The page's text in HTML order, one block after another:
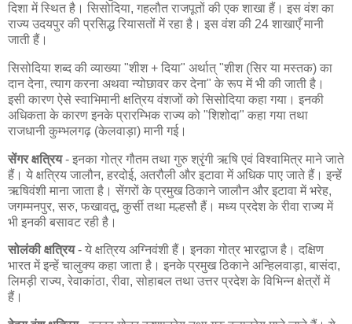
दिशा में स्थित है। सिसोदिया, गहलौत राजपूतों की एक शाखा हैं। इस वंश का
राज्य उदयपुर की प्रसिद्ध रियासतों में रहा है। इस वंश की 24 शाखाएँ मानी
जाती हैं।
सिसोदिया शब्द की व्याख्या "शीश + दिया" अर्थात् "शीश (सिर या मस्तक) का
दान देना, त्याग करना अथवा न्योछावर कर देना" के रूप में भी की जाती है।
इसी कारण ऐसे स्वाभिमानी क्षत्रिय वंशजों को सिसोदिया कहा गया। इनकी
अधिकता के कारण इनके प्रारम्भिक राज्य को "शिशोदा" कहा गया तथा
राजधानी कुम्भलगढ़ (केलवाड़ा) मानी गई।
सेंगर क्षत्रिय- इनका गोत्र गौतम तथा गुरु श्रृंगी ऋषि एवं विश्वामित्र माने जाते
हैं। ये क्षत्रिय जालौन, हरदोई, अतरौली और इटावा में अधिक पाए जाते हैं। इन्हें
ऋषिवंशी माना जाता है। सेंगरों के प्रमुख ठिकाने जालौन और इटावा में भरेह,
जगम्मनपुर, सरु, फखावतू, कुर्सी तथा मल्हसौ हैं। मध्य प्रदेश के रीवा राज्य में
भी इनकी बसावट रही है।
सोलंकी क्षत्रिय- ये क्षत्रिय अग्निवंशी हैं। इनका गोत्र भारद्वाज है। दक्षिण
भारत में इन्हें चालुक्य कहा जाता है। इनके प्रमुख ठिकाने अन्हिलवाड़ा, बासंदा,
लिमड़ी राज्य, रेवाकांठा, रीवा, सोहाबल तथा उत्तर प्रदेश के विभिन्न क्षेत्रों में
हैं।